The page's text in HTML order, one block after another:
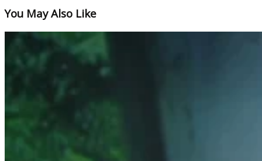
You May Also Like